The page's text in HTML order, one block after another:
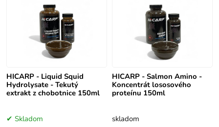
HICARP - Liquid Squid
Hydrolysate - Tekutý
extrakt z chobotnice 150ml
Skladom
HICARP - Salmon Amino -
Koncentrát lososového
proteínu 150ml
skladom